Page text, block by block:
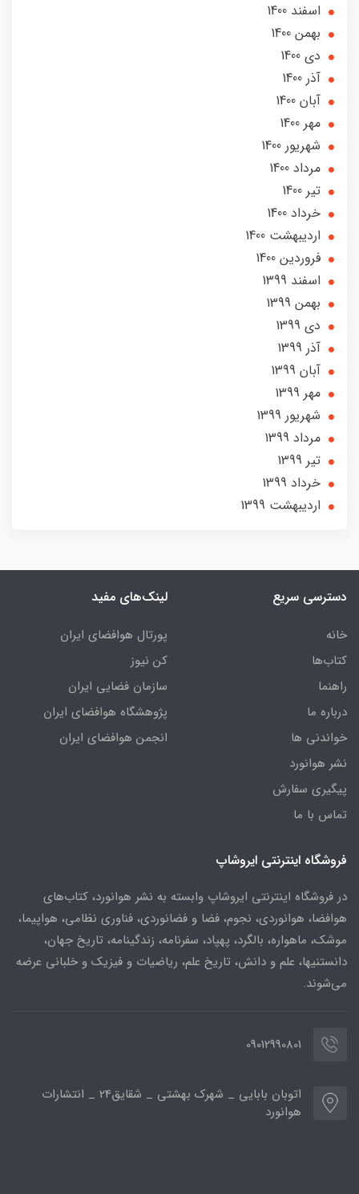
اسفند 1400
بهمن 1400
دی 1400
آذر 1400
آبان 1400
مهر 1400
شهریور 1400
مرداد 1400
تير 1400
خرداد 1400
ارديبهشت 1400
فروردین 1400
اسفند 1399
بهمن 1399
دی 1399
آذر 1399
آبان 1399
مهر 1399
شهریور 1399
مرداد 1399
تير 1399
خرداد 1399
ارديبهشت 1399
دسترسی سریع
خانه
کتاب‌ها
راهنما
درباره ما
خواندنی ها
نشر هوانورد
پیگیری سفارش
تماس با ما
لینک‌های مفید
پورتال هوافضای ایران
کن نیوز
سازمان فضایی ایران
پژوهشگاه هوافضای ایران
انجمن هوافضای ایران
فروشگاه اینترنتی ایروشاپ
در فروشگاه اینترنتی ایروشاپ وابسته به نشر هوانورد، کتاب‌های
هوافضا، هوانوردی، نجوم، فضا و فضانوردی، فناوری نظامی، هواپیما،
موشک، ماهواره، بالگرد، پهپاد، سفرنامه، زندگینامه، تاریخ جهان،
دانستنیها، علم و دانش، تاریخ علم، ریاضیات و فیزیک و خلبانی عرضه
می‌شوند.
09012990801
اتوبان بابایی _ شهرک بهشتی _ شقایق24 _ انتشارات
هوانورد